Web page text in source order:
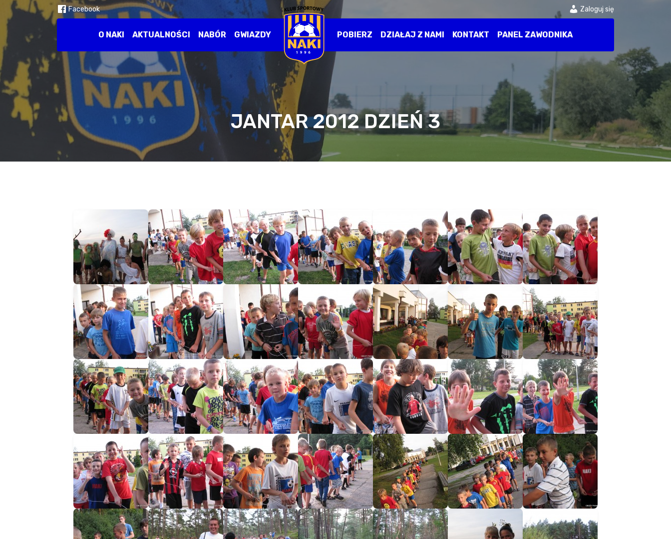
Facebook Zaloguj się
O NAKI AKTUALNOŚCI NABÓR GWIAZDY POBIERZ DZIAŁAJ Z NAMI KONTAKT PANEL ZAWODNIKA
JANTAR 2012 DZIEŃ 3